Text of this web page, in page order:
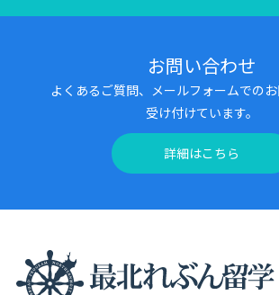
お問い合わせ
よくあるご質問、メールフォームでの
受け付けています。
詳細はこちら